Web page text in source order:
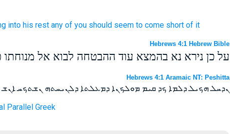
into his rest any of you should seem to come short of it
Hebrews 4:1 Hebrew Bible
על כן נירא נא בהמצא עוד ההבטחה לבוא אל
Hebrews 4:1 Aramaic NT: Peshitta
ܢܕܚܠ ܗܟܝܠ ܕܠܡܐ ܟܕ ܩܝܡ ܡܘܠܟܢܐ ܕܡܥܠܬܐ ܕܠܢܝܚܬܗ ܢܫܬܟܚ
Parallel Greek